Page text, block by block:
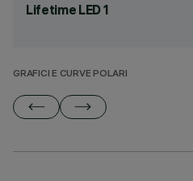
Lifetime LED 1
GRAFICI E CURVE POLARI